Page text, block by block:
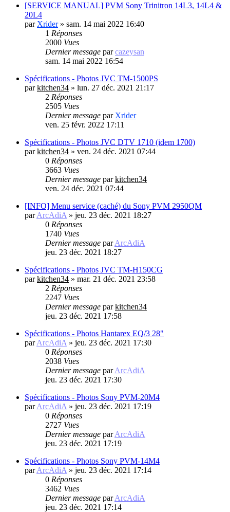
[SERVICE MANUAL] PVM Sony Trinitron 14L3, 14L4 &
20L4
par Xrider» sam. 14 mai 2022 16:40
1 Réponses
2000 Vues
Dernier message parcazeysan
sam. 14 mai 2022 16:54
Spécifications - Photos JVC TM-1500PS
parkitchen34 » lun. 27 déc. 2021 21:17
2 Réponses
2505 Vues
Dernier message par Xrider
ven. 25 févr. 2022 17:11
Spécifications - Photos JVC DTV 1710 (idem 1700)
parkitchen34 » ven. 24 déc. 2021 07:44
0 Réponses
3663 Vues
Dernier message parkitchen34
ven. 24 déc. 2021 07:44
[INFO] Menu service (caché) du Sony PVM 2950QM
parArcAdiA » jeu. 23 déc. 2021 18:27
0 Réponses
1740 Vues
Dernier message parArcAdiA
jeu. 23 déc. 2021 18:27
Spécifications - Photos JVC TM-H150CG
parkitchen34 » mar. 21 déc. 2021 23:58
2 Réponses
2247 Vues
Dernier message parkitchen34
jeu. 23 déc. 2021 17:58
Spécifications - Photos Hantarex EQ/3 28"
parArcAdiA » jeu. 23 déc. 2021 17:30
0 Réponses
2038 Vues
Dernier message parArcAdiA
jeu. 23 déc. 2021 17:30
Spécifications - Photos Sony PVM-20M4
parArcAdiA » jeu. 23 déc. 2021 17:19
0 Réponses
2727 Vues
Dernier message parArcAdiA
jeu. 23 déc. 2021 17:19
Spécifications - Photos Sony PVM-14M4
parArcAdiA » jeu. 23 déc. 2021 17:14
0 Réponses
3462 Vues
Dernier message parArcAdiA
jeu. 23 déc. 2021 17:14